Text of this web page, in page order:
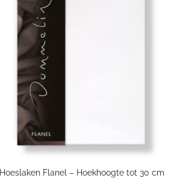
Hoeslaken Flanel – Hoekhoogte tot 30 cm